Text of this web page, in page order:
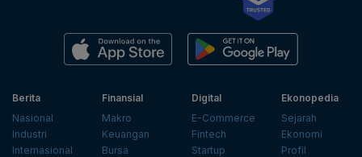
Berita
Nasional
Industri
Internasional
Finansial
Makro
Keuangan
Bursa
Digital
E-Commerce
Fintech
Startup
Ekonopedia
Sejarah
Ekonomi
Profil